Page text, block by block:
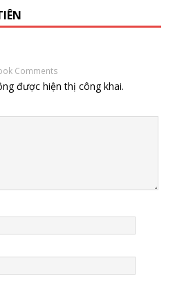
Comments
được hiện thị công khai.